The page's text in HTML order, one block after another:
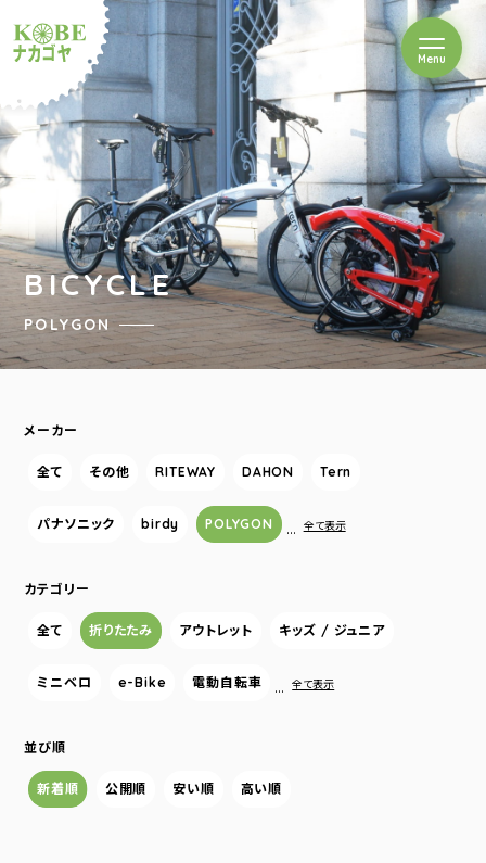
ルショップナカゴヤ
Menuを開閉
BICYCLE
POLYGON
メーカー
全て その他 RITEWAY DAHON Tern
パナソニック birdy POLYGON … 全て表示
カテゴリー
全て 折りたたみ アウトレット キッズ / ジュニア
ミニベロ e-Bike 電動自転車 … 全て表示
並び順
新着順 公開順 安い順 高い順